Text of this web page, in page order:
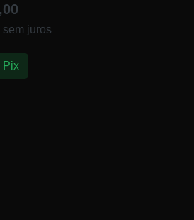
sem juros
Pix